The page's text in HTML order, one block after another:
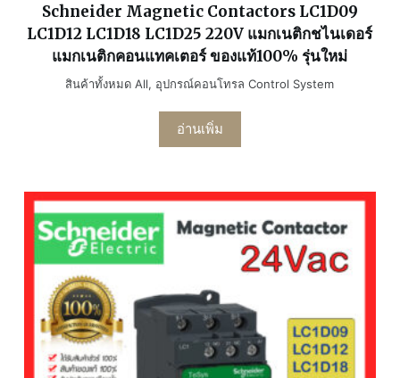
Schneider Magnetic Contactors LC1D09
LC1D12 LC1D18 LC1D25 220V แมกเนติกชไนเดอร์
แมกเนติกคอนแทคเตอร์ ของแท้100% รุ่นใหม่
สินค้าทั้งหมด All, อุปกรณ์คอนโทรล Control System
อ่านเพิ่ม